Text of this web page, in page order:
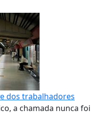
dos trabalhadores
a chamada nunca foi